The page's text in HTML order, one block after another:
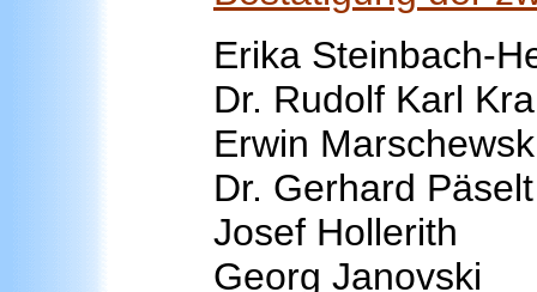
Erika Steinbach-
Dr. Rudolf Karl
Erwin
Dr. Gerhard Päselt
Josef Hollerith
Georg Janovski